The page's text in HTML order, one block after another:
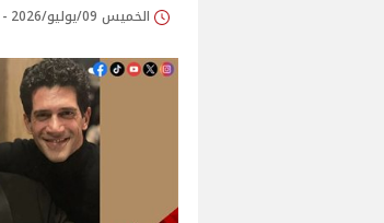
الخميس 09/يوليو/2026 - 01:09 م